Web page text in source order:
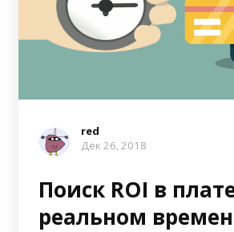
red
Дек 26, 2018
Поиск ROI в
реальном